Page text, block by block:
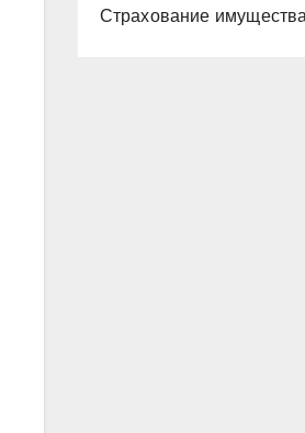
Страхование имущества